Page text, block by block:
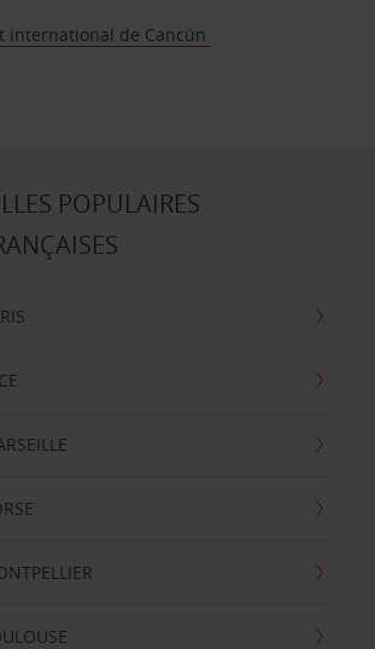
international de Cancún
POPULAIRES